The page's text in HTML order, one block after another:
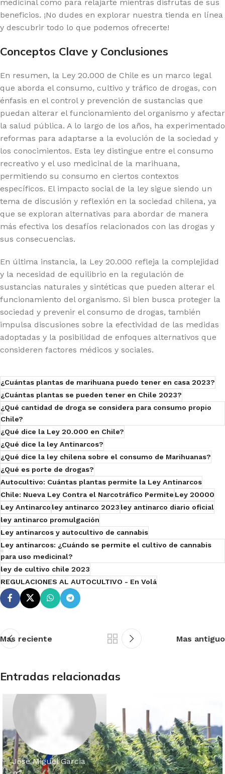
medicinal como para relajarte mientras disfrutas de sus
beneficios. ¡No dudes en explorar nuestra tienda en línea
y descubrir todo lo que podemos ofrecerte!
Conceptos Clave y Conclusiones
En resumen, la Ley 20.000 de Chile es un marco legal
que aborda el consumo, cultivo y tráfico de drogas, con
énfasis en el control y prevención de sustancias que
puedan alterar el funcionamiento del organismo y afectar
la salud pública. A lo largo de los años, ha experimentado
reformas para adaptarse a la evolución de la sociedad y
los conocimientos. Esta ley distingue entre el consumo
recreativo y el uso medicinal de la marihuana,
permitiendo su consumo en ciertos contextos
específicos. El impacto social de la ley sigue siendo un
tema de discusión y reflexión en la sociedad chilena, ya
que se exploran alternativas para abordar de manera
más efectiva los desafíos relacionados con las drogas y
sus consecuencias.
En última instancia, la Ley 20.000 refleja la complejidad
y la necesidad de equilibrio en la regulación de
sustancias naturales y sintéticas que pueden alterar el
funcionamiento del organismo. Si bien busca proteger la
sociedad y prevenir el consumo de drogas, también
impulsa discusiones sobre la efectividad de las medidas
adoptadas y la posibilidad de enfoques alternativos que
consideren factores médicos y sociales.
¿Cuántas plantas de marihuana puedo tener en casa 2023?
¿Cuántas plantas se pueden tener en Chile 2023?
¿Qué cantidad de droga se considera para consumo propio
Chile?
¿Qué dice la Ley 20.000 en Chile?
¿Qué dice la ley Antinarcos?
¿Qué dice la ley chilena sobre el consumo de Marihuanas?
¿Qué es porte de drogas?
Autocultivo: Cuántas plantas permite la Ley Antinarcos
Chile: Nueva Ley Contra el Narcotráfico PermiteLey 20000
Ley Antinarcoley antinarco 2023ley antinarco diario oficial
ley antinarco promulgación
Ley antinarcos y autocultivo de cannabis
Ley antinarcos: ¿Cuándo se permite el cultivo de cannabis
para uso medicinal?
ley de cultivo chile 2023
REGULACIONES AL AUTOCULTIVO - En Volá
Mas reciente Mas antiguo
Entradas relacionadas
Jose Miguel Garcia